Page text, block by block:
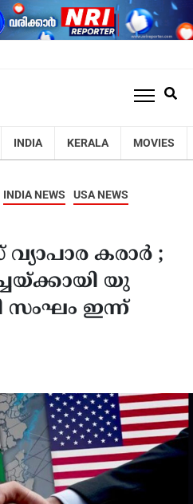
INDIA KERALA MOVIES
INDIA NEWS
USA NEWS
കരാർ ;
യു
സംഘം ഇന്ന്